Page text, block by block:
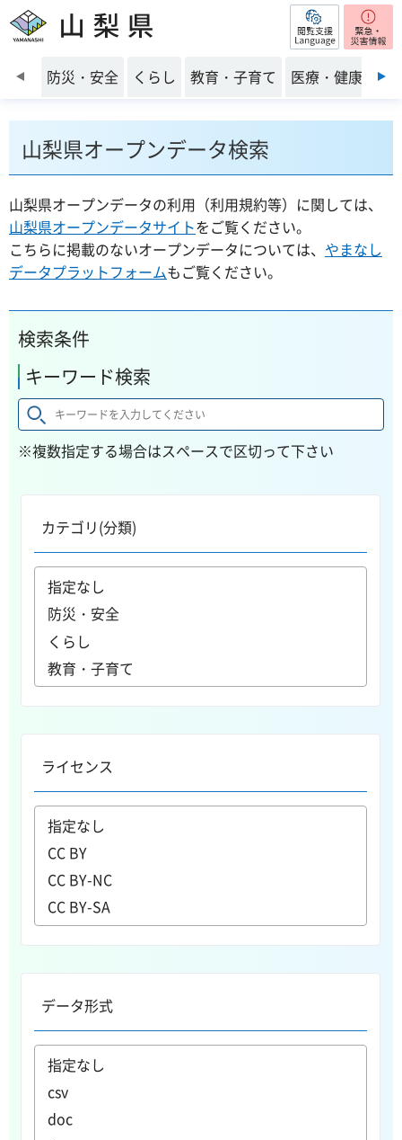
山梨県 閲覧支援
前のスライドを表示
防災・安全 くらし 教育・子育て 医療・健康・福
山梨県オープンデータ検索
山梨県オープンデータの利用（利用規約等）に関しては、
山梨県オープンデータサイトをご覧ください。
こちらに掲載のないオープンデータについては、 やまなし
データプラットフォームもご覧ください。
検索条件
キーワード検索
※複数指定する場合はスペースで区切って下さい
カテゴリ(分類)
ライセンス
データ形式